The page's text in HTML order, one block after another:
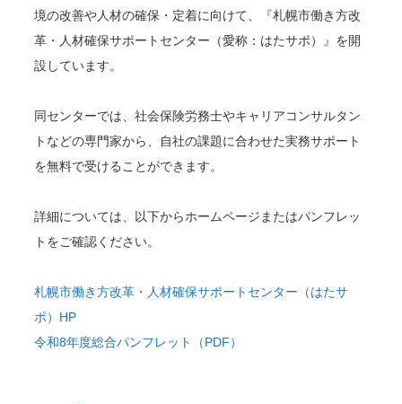
境の改善や人材の確保・定着に向けて、『札幌市働き方改
革・人材確保サポートセンター（愛称：はたサポ）』を開
設しています。
同センターでは、社会保険労務士やキャリアコンサルタン
トなどの専門家から、自社の課題に合わせた実務サポート
を無料で受けることができます。
詳細については、以下からホームページまたはパンフレッ
トをご確認ください。
札幌市働き方改革・人材確保サポートセンター（はたサ
ポ）HP
令和8年度総合パンフレット（PDF）